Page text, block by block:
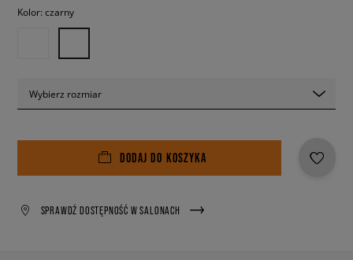
Kolor: czarny
Wybierz rozmiar
DODAJ DO KOSZYKA
SPRAWDŹ DOSTĘPNOŚĆ W SALONACH